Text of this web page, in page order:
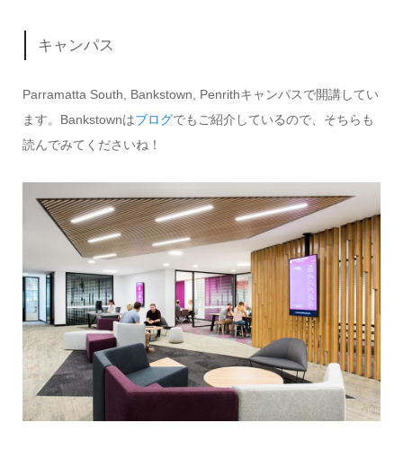
キャンパス
Parramatta South, Bankstown, Penrithキャンパスで開講してい
ます。Bankstownはブログでもご紹介しているので、そちらも
読んでみてくださいね！